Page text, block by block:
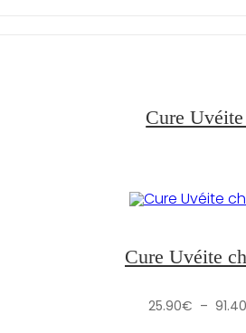
Cure
Cure Uvéite
25.90€ – 91.40